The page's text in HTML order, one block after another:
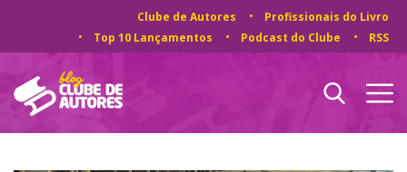
Clube de Autores
Profissionais do Livro
Top 10 Lançamentos
Podcast do Clube RSS